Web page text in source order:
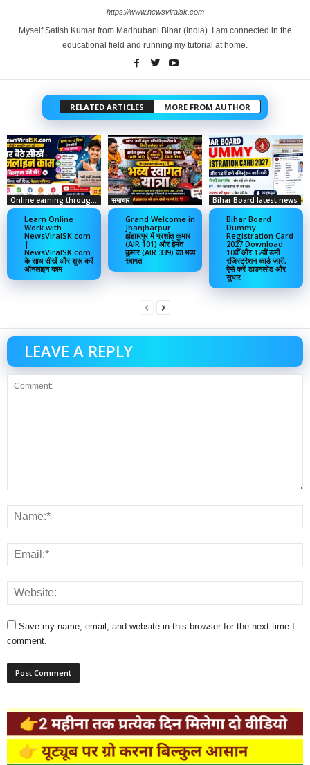
https://www.newsviralsk.com
Myself Satish Kumar from Madhubani Bihar (India). I am connected in the
educational field and running my tutorial at home.
RELATED ARTICLES MORE FROM AUTHOR
Online earning through social media
Learn Online
Work with
NewsViralSK.com
|
NewsViralSK.com
के साथ सीखें और शुरू करें
ऑनलाइन काम
समाचार
Grand Welcome in
Jhanjharpur –
झंझारपुर में प्रशांत कुमार
(AIR 101) और हेमंत
कुमार (AIR 339) का भव्य
स्वागत
Bihar Board latest news
Bihar Board
Dummy
Registration Card
2027 Download:
10वीं और 12वीं डमी
रजिस्ट्रेशन कार्ड जारी,
ऐसे करें डाउनलोड और
सुधार
LEAVE A REPLY
Save my name, email, and website in this browser for the next time I
comment.